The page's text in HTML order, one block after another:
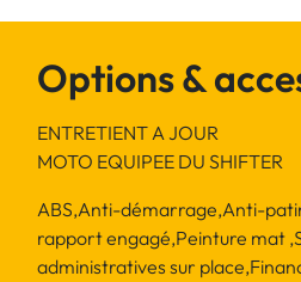
Options &
ENTRETIENT A JOUR
MOTO EQUIPEE DU SHIFTER
ABS,Anti-démarrage,Anti-
rapport engagé,Peinture mat
administratives sur